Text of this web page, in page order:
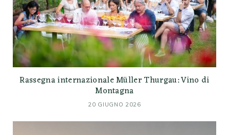
Rassegna internazionale Müller Thurgau: Vino di
Montagna
20 GIUGNO 2026